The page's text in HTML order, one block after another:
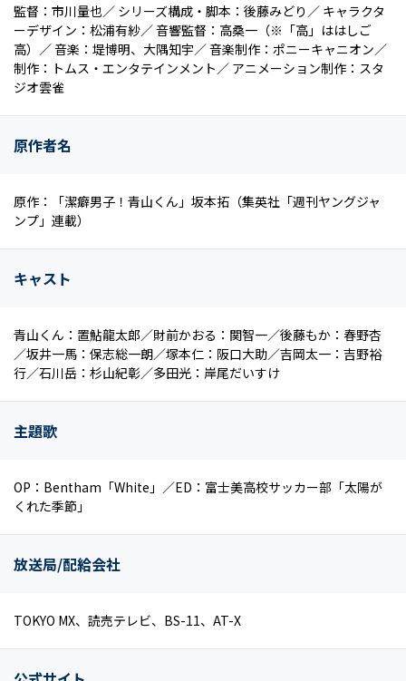
監督：市川量也／ シリーズ構成・脚本：後藤みどり／ キャラクタ
ーデザイン：松浦有紗／ 音響監督：高桑一（※「高」ははしご
高）／ 音楽：堤博明、大隅知宇／ 音楽制作：ポニーキャニオン／
制作：トムス・エンタテインメント／ アニメーション制作：スタ
ジオ雲雀
原作者名
原作：「潔癖男子！青山くん」坂本拓（集英社「週刊ヤングジャ
ンプ」連載）
キャスト
青山くん：置鮎龍太郎／財前かおる：関智一／後藤もか：春野杏
／坂井一馬：保志総一朗／塚本仁：阪口大助／吉岡太一：吉野裕
行／石川岳：杉山紀彰／多田光：岸尾だいすけ
主題歌
OP：Bentham「White」／ED：富士美高校サッカー部「太陽が
くれた季節」
放送局/配給会社
TOKYO MX、読売テレビ、BS-11、AT-X